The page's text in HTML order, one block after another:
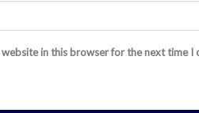
website in this browser for the next time I